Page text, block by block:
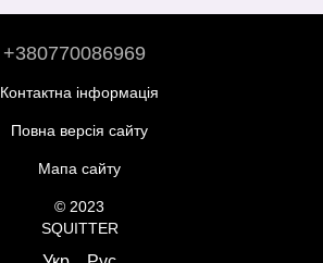
+380770086969
Контактна інформація
Повна версія сайту
Мапа сайту
© 2023
SQUITTER